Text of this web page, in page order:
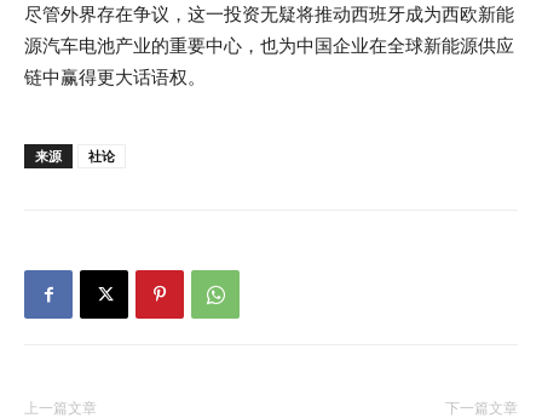
尽管外界存在争议，这一投资无疑将推动西班牙成为西欧新能
源汽车电池产业的重要中心，也为中国企业在全球新能源供应
链中赢得更大话语权。
来源 社论
上一篇文章 下一篇文章